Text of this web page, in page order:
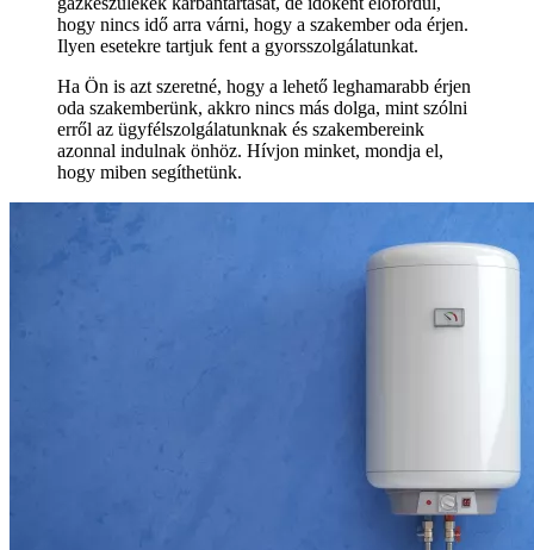
hogy nincs idő arra várni, hogy a szakember oda érjen.
Ilyen esetekre tartjuk fent a gyorsszolgálatunkat.
Ha Ön is azt szeretné, hogy a lehető leghamarabb érjen
oda szakemberünk, akkro nincs más dolga, mint szólni
erről az ügyfélszolgálatunknak és szakembereink
azonnal indulnak önhöz. Hívjon minket, mondja el,
hogy miben segíthetünk.